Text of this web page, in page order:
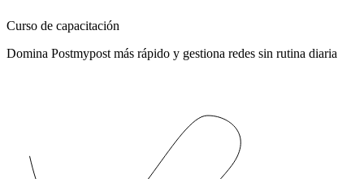
Curso de capacitación
Domina Postmypost más rápido y gestiona redes sin rutina diaria